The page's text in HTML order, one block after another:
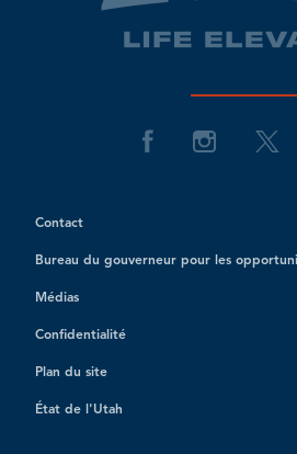
Contact
Bureau du gouverneur pour les
Médias
Confidentialité
Plan du site
État de l'Utah